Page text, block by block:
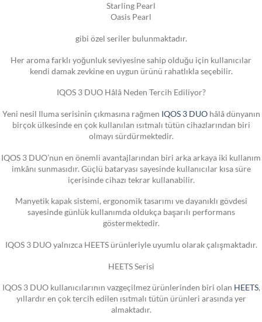
Starling Pearl
Oasis Pearl
gibi özel seriler bulunmaktadır.
Her aroma farklı yoğunluk seviyesine sahip olduğu için kullanıcılar
kendi damak zevkine en uygun ürünü rahatlıkla seçebilir.
IQOS 3 DUO Hâlâ Neden Tercih Ediliyor?
Yeni nesil Iluma serisinin çıkmasına rağmen IQOS 3 DUOhâlâ dünyanın
birçok ülkesinde en çok kullanılan ısıtmalı tütün cihazlarından biri
olmayı sürdürmektedir.
IQOS 3 DUO’nun en önemli avantajlarından biri arka arkaya iki kullanım
imkânı sunmasıdır. Güçlü bataryası sayesinde kullanıcılar kısa süre
içerisinde cihazı tekrar kullanabilir.
Manyetik kapak sistemi, ergonomik tasarımı ve dayanıklı gövdesi
sayesinde günlük kullanımda oldukça başarılı performans
göstermektedir.
IQOS 3 DUO yalnızca HEETS ürünleriyle uyumlu olarak çalışmaktadır.
HEETS Serisi
IQOS 3 DUO kullanıcılarının vazgeçilmez ürünlerinden biri olan HEETS,
yıllardır en çok tercih edilen ısıtmalı tütün ürünleri arasında yer
almaktadır.